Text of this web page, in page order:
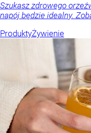
Szukasz zdrowego
napój będzie idealny.
ProduktyŻywienie